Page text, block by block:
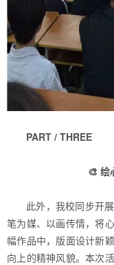
PART / THREE
🎨 绘
此外，我校同步开
笔为媒、以画传情，将
幅作品中，版面设计新
向上的精神风貌。本次